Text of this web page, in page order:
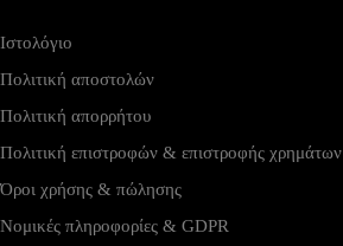
Ιστολόγιο
Πολιτική αποστολών
Πολιτική απορρήτου
Πολιτική επιστροφών & επιστροφής χρημάτων
Όροι χρήσης & πώλησης
Νομικές πληροφορίες & GDPR